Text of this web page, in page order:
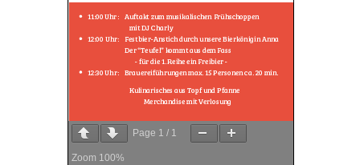
Page 1 / 1
Zoom 100%